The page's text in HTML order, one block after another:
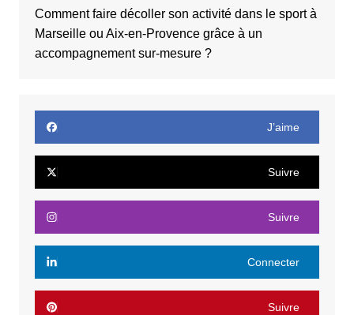
Comment faire décoller son activité dans le sport à
Marseille ou Aix-en-Provence grâce à un
accompagnement sur-mesure ?
J’aime
Suivre
Suivre
Connecter
Suivre